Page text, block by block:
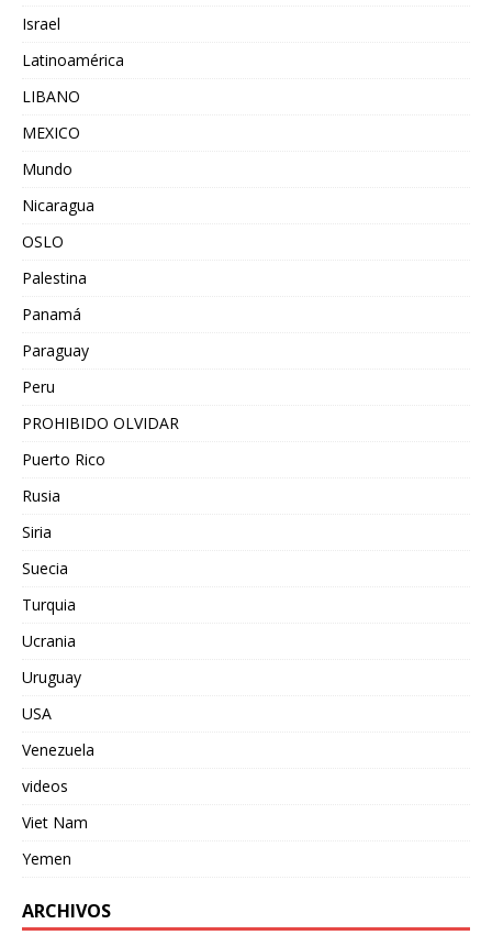
Israel
Latinoamérica
LIBANO
MEXICO
Mundo
Nicaragua
OSLO
Palestina
Panamá
Paraguay
Peru
PROHIBIDO OLVIDAR
Puerto Rico
Rusia
Siria
Suecia
Turquia
Ucrania
Uruguay
USA
Venezuela
videos
Viet Nam
Yemen
ARCHIVOS